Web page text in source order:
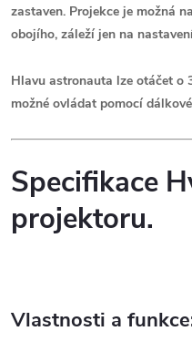
zastaven. Projekce je možná
obojího, záleží jen na
Hlavu astronauta lze otáčet o
možné ovládat pomocí
Specifikace
projektoru.
Vlastnosti a